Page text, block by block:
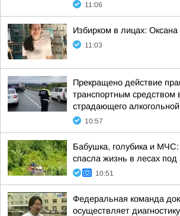
11:06
Избирком в лицах:
11:03
Прекращено действие
транспортным средством
страдающего
10:57
Бабушка, голубика и МЧС:
спасла жизнь в лесах
10:51
Федеральная команда
осуществляет